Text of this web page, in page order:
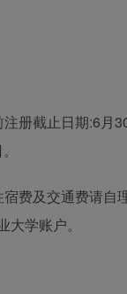
册截止日期:6月
费及交通费请
学账户。